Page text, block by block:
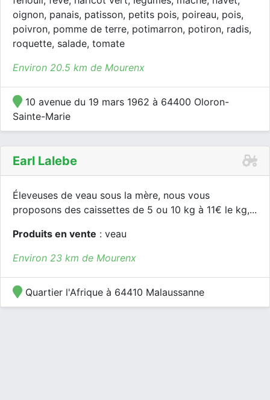
oignon, panais, patisson, petits pois, poireau, pois,
poivron, pomme de terre, potimarron, potiron, radis,
roquette, salade, tomate
Environ 20.5 km de Mourenx
10 avenue du 19 mars 1962 à 64400 Oloron-
Sainte-Marie
Earl Lalebe
Éleveuses de veau sous la mère, nous vous
proposons des caissettes de 5 ou 10 kg à 11€ le kg,...
Produits en vente : veau
Environ 23 km de Mourenx
Quartier l'Afrique à 64410 Malaussanne